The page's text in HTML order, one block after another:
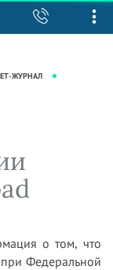
ЖУРНАЛ
о том, что
при Федеральной